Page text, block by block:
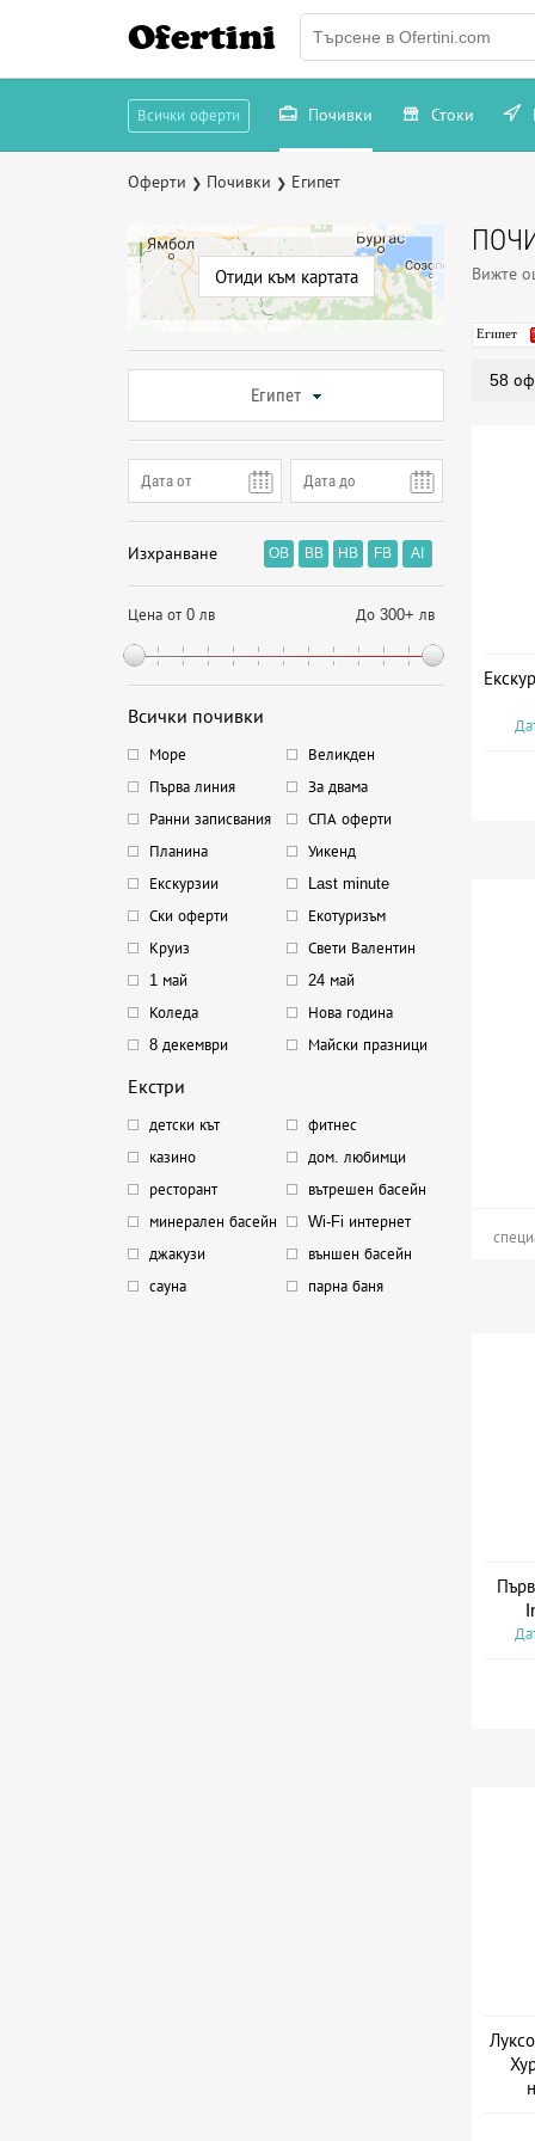
Ofertini
Всички оферти Почивки Стоки
Оферти ❯ Почивки ❯ Египет
Отиди към картата
Египет
Изхранване OB BB HB FB AI
Цена от 0 лв До 300+ лв
Всички почивки
Море
Великден
Първа линия
За двама
Ранни записвания
СПА оферти
Планина
Уикенд
Екскурзии
Last minute
Ски оферти
Екотуризъм
Круиз
Свети Валентин
1 май
24 май
Коледа
Нова година
8 декември
Майски празници
Екстри
детски кът
фитнес
казино
дом. любимци
ресторант
вътрешен басейн
минерален басейн
Wi-Fi интернет
джакузи
външен басейн
сауна
парна баня
Вижте
Египет
58